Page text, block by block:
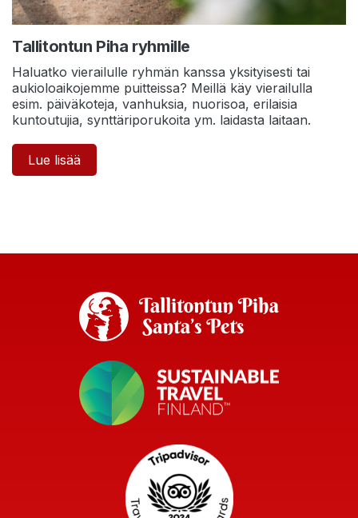
Tallitontun Piha ryhmille
Haluatko vierailulle ryhmän kanssa yksityisesti tai
aukioloaikojemme puitteissa? Meillä käy vierailulla
esim. päiväkoteja, vanhuksia, nuorisoa, erilaisia
kuntoutujia, synttäriporukoita ym. laidasta laitaan.
Lue lisää